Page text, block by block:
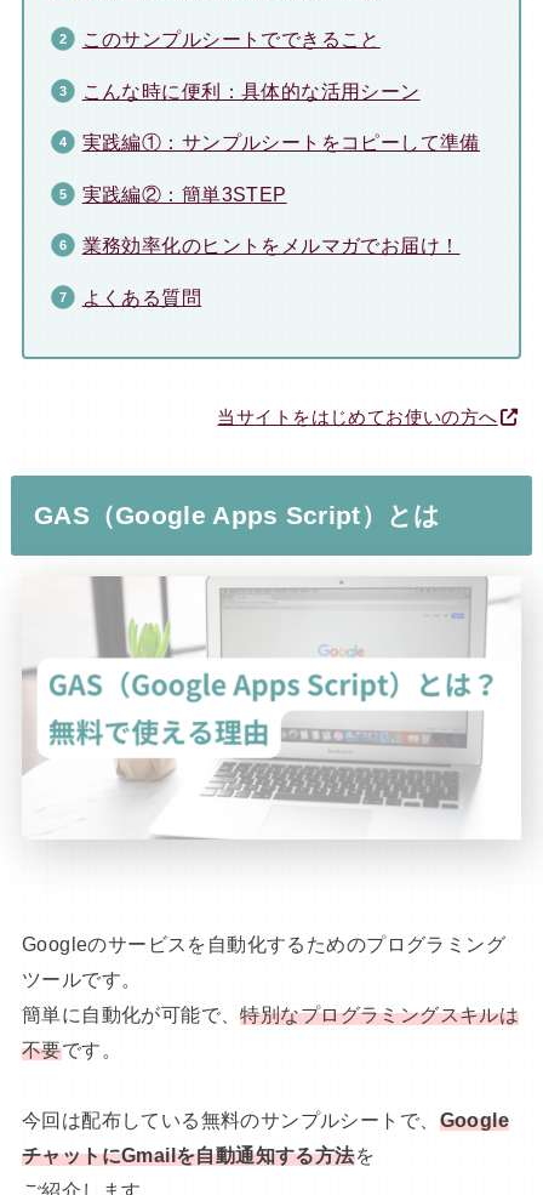
このサンプルシートでできること
こんな時に便利：具体的な活用シーン
実践編①：サンプルシートをコピーして準備
実践編②：簡単3STEP
業務効率化のヒントをメルマガでお届け！
よくある質問
当サイトをはじめてお使いの方へ
GAS（Google Apps Script）とは
Googleのサービスを自動化するためのプログラミング
ツールです。
簡単に自動化が可能で、特別なプログラミングスキルは
不要です。
今回は配布している無料のサンプルシートで、 Google
チャットにGmailを自動通知する方法を
ご紹介します。